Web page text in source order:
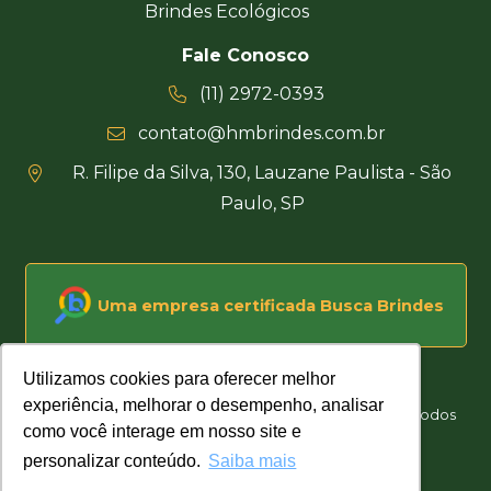
Utilizamos cookies para oferecer melhor
experiência, melhorar o desempenho, analisar
como você interage em nosso site e
personalizar conteúdo. Saiba mais
Utilizamos cookies para oferecer melhor
experiência, melhorar o desempenho, analisar
como você interage em nosso site e
personalizar conteúdo. Saiba mais
Brindes Ecológicos
Fale Conosco
(11) 2972-0393
contato@hmbrindes.com.br
R. Filipe da Silva, 130, Lauzane Paulista - São
Paulo, SP
Uma empresa certificada Busca Brindes
Hakuna Matata Brindes Corporativos Personalizados © Todos
os direitos reservados
Desenvolvido por